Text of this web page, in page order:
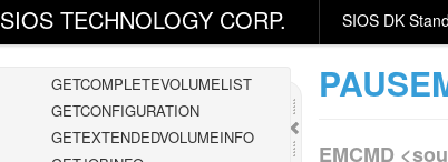
SIOS TECHNOLOGY CORP. SIOS DK
DROPSNAPSHOT
GETCOMPLETEVOLUMELIST
GETCONFIGURATION
GETEXTENDEDVOLUMEINFO
EMCMD